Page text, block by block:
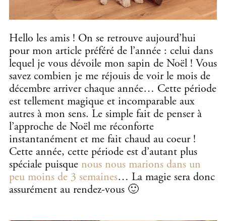
Hello les amis ! On se retrouve aujourd’hui
pour mon article préféré de l’année : celui dans
lequel je vous dévoile mon sapin de Noël ! Vous
savez combien je me réjouis de voir le mois de
décembre arriver chaque année… Cette période
est tellement magique et incomparable aux
autres à mon sens. Le simple fait de penser à
l’approche de Noël me réconforte
instantanément et me fait chaud au coeur !
Cette année, cette période est d’autant plus
spéciale puisque nous nous marions dans un
peu moins de 3 semaines… La magie sera donc
assurément au rendez-vous 🙂